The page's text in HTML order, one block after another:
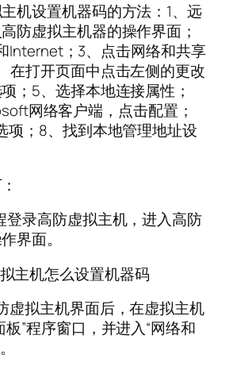
机设置机器码的方法：1、远
防虚拟主机器的操作界面；
Internet；3、点击网络和共享
在打开页面中点击左侧的更改
；5、选择本地连接属性；
网络客户端，点击配置；
项；8、找到本地管理地址设
登录高防虚拟主机，进入高防
界面。
虚拟主机界面后，在虚拟主机
板”程序窗口，并进入“网络和